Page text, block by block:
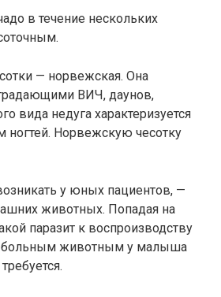
в течение нескольких
— норвежская. Она
ВИЧ, даунов,
вида недуга характеризуется
Норвежскую чесотку
у юных пациентов, —
животных. Попадая на
паразит к воспроизводству
с больным животным у малыша